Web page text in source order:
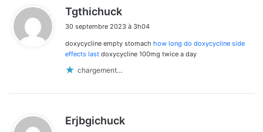
Tgthichuck
t
:
30 septembre 2023 à 3h04
doxycycline empty stomach how long do doxycycline side
effects last doxycycline 100mg twice a day
chargement…
Erjbgichuck